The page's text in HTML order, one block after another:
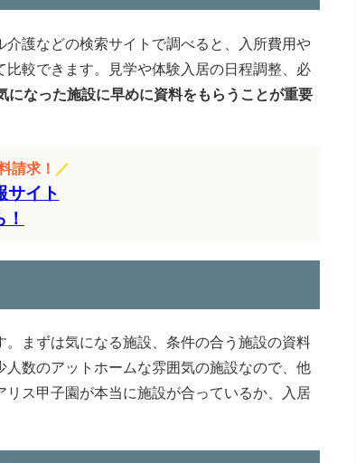
護などの検索サイトで調べると、入所費用や
較できます。見学や体験入居の日程調整、必
になった施設に早めに資料をもらうことが重要
請求！ ／
サイト
まずは気になる施設、条件の合う施設の資料
数のアットホームな雰囲気の施設なので、他
ス甲子園が本当に施設が合っているか、入居